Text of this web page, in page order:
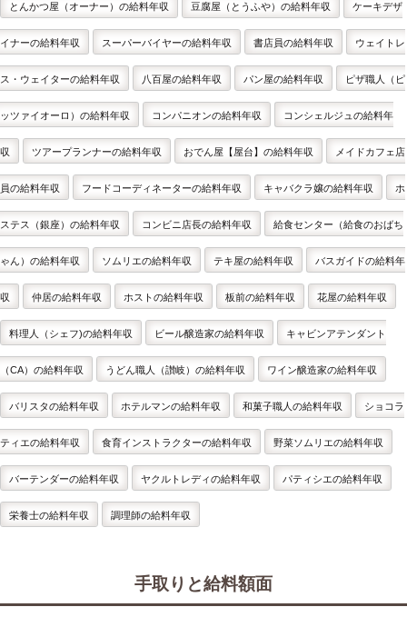
とんかつ屋（オーナー）の給料年収 豆腐屋（とうふや）の給料年収 ケーキデザ
イナーの給料年収 スーパーバイヤーの給料年収 書店員の給料年収 ウェイトレ
ス・ウェイターの給料年収 八百屋の給料年収 パン屋の給料年収 ピザ職人（ピ
ッツァイオーロ）の給料年収 コンパニオンの給料年収 コンシェルジュの給料年
収 ツアープランナーの給料年収 おでん屋【屋台】の給料年収 メイドカフェ店
員の給料年収 フードコーディネーターの給料年収 キャバクラ嬢の給料年収 ホ
ステス（銀座）の給料年収 コンビニ店長の給料年収 給食センター（給食のおばち
ゃん）の給料年収 ソムリエの給料年収 テキ屋の給料年収 バスガイドの給料年
収 仲居の給料年収 ホストの給料年収 板前の給料年収 花屋の給料年収
料理人（シェフ)の給料年収 ビール醸造家の給料年収 キャビンアテンダント
（CA）の給料年収 うどん職人（讃岐）の給料年収 ワイン醸造家の給料年収
バリスタの給料年収 ホテルマンの給料年収 和菓子職人の給料年収 ショコラ
ティエの給料年収 食育インストラクターの給料年収 野菜ソムリエの給料年収
バーテンダーの給料年収 ヤクルトレディの給料年収 パティシエの給料年収
栄養士の給料年収 調理師の給料年収
手取りと給料額面